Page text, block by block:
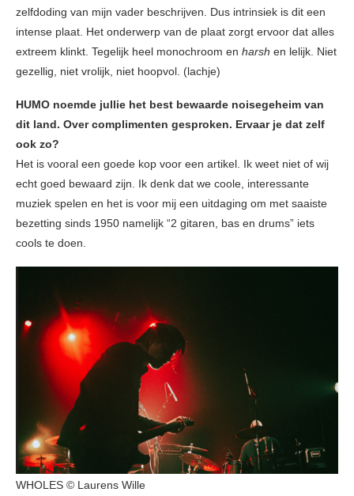
zelfdoding van mijn vader beschrijven. Dus intrinsiek is dit een
intense plaat. Het onderwerp van de plaat zorgt ervoor dat alles
extreem klinkt. Tegelijk heel monochroom en harsh en lelijk. Niet
gezellig, niet vrolijk, niet hoopvol. (lachje)
HUMO noemde jullie het best bewaarde noisegeheim van
dit land. Over complimenten gesproken. Ervaar je dat zelf
ook zo?
Het is vooral een goede kop voor een artikel. Ik weet niet of wij
echt goed bewaard zijn. Ik denk dat we coole, interessante
muziek spelen en het is voor mij een uitdaging om met saaiste
bezetting sinds 1950 namelijk “2 gitaren, bas en drums” iets
cools te doen.
WHOLES © Laurens Wille